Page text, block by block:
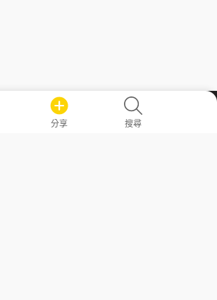
職場透明化運動
分享 搜尋